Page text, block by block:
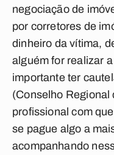
negociação de
por corretores de
dinheiro da vítima,
alguém for realizar
importante ter
(Conselho Regional
profissional com
se pague algo a
acompanhando